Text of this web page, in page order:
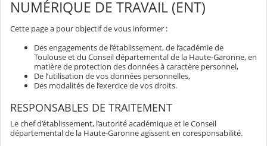
NUMÉRIQUE DE TRAVAIL (ENT)
Cette page a pour objectif de vous informer :
Des engagements de l’établissement, de l’académie de
Toulouse et du Conseil départemental de la Haute-Garonne, en
matière de protection des données à caractère personnel,
De l’utilisation de vos données personnelles,
Des modalités de l’exercice de vos droits.
RESPONSABLES DE TRAITEMENT
Le chef d’établissement, l’autorité académique et le Conseil
départemental de la Haute-Garonne agissent en coresponsabilité.